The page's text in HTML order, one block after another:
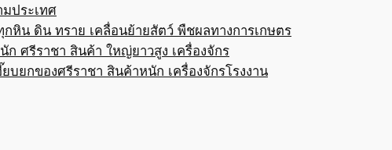
ประเทศ
หิน ดิน ทราย เคลื่อนย้ายสัตว์ พืชผลทางการเกษตร
ก ศรีราชา สินค้า ใหญ่ยาวสูง เครื่องจักร
ยบยกของศรีราชา สินค้าหนัก เครื่องจักรโรงงาน